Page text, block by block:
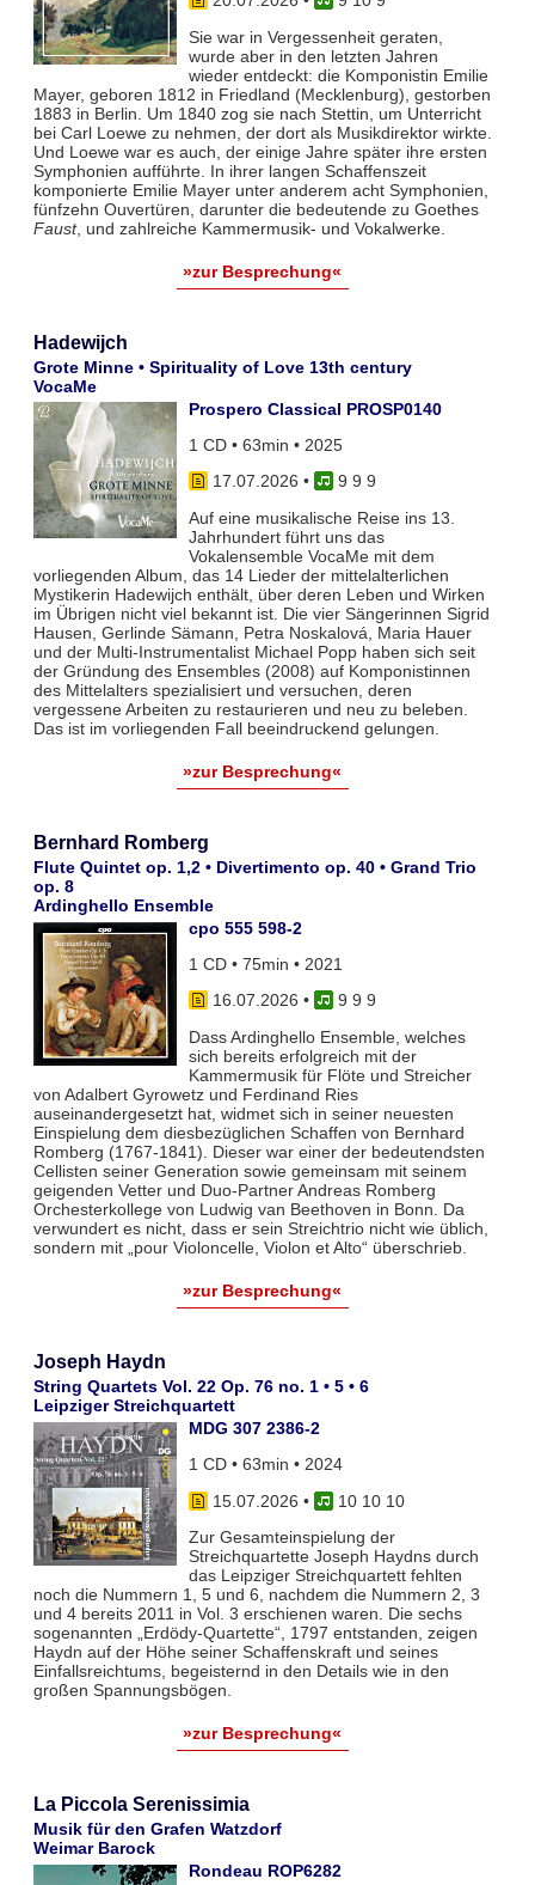
Sie war in Vergessenheit geraten,
wurde aber in den letzten Jahren
wieder entdeckt: die Komponistin Emilie
Mayer, geboren 1812 in Friedland (Mecklenburg), gestorben
1883 in Berlin. Um 1840 zog sie nach Stettin, um Unterricht
bei Carl Loewe zu nehmen, der dort als Musikdirektor wirkte.
Und Loewe war es auch, der einige Jahre später ihre ersten
Symphonien aufführte. In ihrer langen Schaffenszeit
komponierte Emilie Mayer unter anderem acht Symphonien,
fünfzehn Ouvertüren, darunter die bedeutende zu Goethes
Faust, und zahlreiche Kammermusik- und Vokalwerke.
»zur Besprechung«
Hadewijch
Grote Minne • Spirituality of Love 13th century
VocaMe
Prospero Classical PROSP0140
1 CD • 63min • 2025
17.07.2026 •
9 9 9
Auf eine musikalische Reise ins 13.
Jahrhundert führt uns das
Vokalensemble VocaMe mit dem
vorliegenden Album, das 14 Lieder der mittelalterlichen
Mystikerin Hadewijch enthält, über deren Leben und Wirken
im Übrigen nicht viel bekannt ist. Die vier Sängerinnen Sigrid
Hausen, Gerlinde Sämann, Petra Noskalová, Maria Hauer
und der Multi-Instrumentalist Michael Popp haben sich seit
der Gründung des Ensembles (2008) auf Komponistinnen
des Mittelalters spezialisiert und versuchen, deren
vergessene Arbeiten zu restaurieren und neu zu beleben.
Das ist im vorliegenden Fall beeindruckend gelungen.
»zur Besprechung«
Bernhard Romberg
Flute Quintet op. 1,2 • Divertimento op. 40 • Grand Trio
op. 8
Ardinghello Ensemble
cpo 555 598-2
1 CD • 75min • 2021
16.07.2026 •
9 9 9
Dass Ardinghello Ensemble, welches
sich bereits erfolgreich mit der
Kammermusik für Flöte und Streicher
von Adalbert Gyrowetz und Ferdinand Ries
auseinandergesetzt hat, widmet sich in seiner neuesten
Einspielung dem diesbezüglichen Schaffen von Bernhard
Romberg (1767-1841). Dieser war einer der bedeutendsten
Cellisten seiner Generation sowie gemeinsam mit seinem
geigenden Vetter und Duo-Partner Andreas Romberg
Orchesterkollege von Ludwig van Beethoven in Bonn. Da
verwundert es nicht, dass er sein Streichtrio nicht wie üblich,
sondern mit „pour Violoncelle, Violon et Alto“ überschrieb.
»zur Besprechung«
Joseph Haydn
String Quartets Vol. 22 Op. 76 no. 1 • 5 • 6
Leipziger Streichquartett
MDG 307 2386-2
1 CD • 63min • 2024
15.07.2026 •
10 10 10
Zur Gesamteinspielung der
Streichquartette Joseph Haydns durch
das Leipziger Streichquartett fehlten
noch die Nummern 1, 5 und 6, nachdem die Nummern 2, 3
und 4 bereits 2011 in Vol. 3 erschienen waren. Die sechs
sogenannten „Erdödy-Quartette“, 1797 entstanden, zeigen
Haydn auf der Höhe seiner Schaffenskraft und seines
Einfallsreichtums, begeisternd in den Details wie in den
großen Spannungsbögen.
»zur Besprechung«
La Piccola Serenissimia
Musik für den Grafen Watzdorf
Weimar Barock
Rondeau ROP6282